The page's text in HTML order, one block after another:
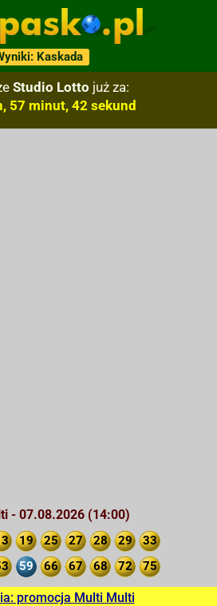
Kaskada
Studio Lotto już za:
57 minut, 41 sekund
- 07.08.2026 (14:00)
19 25 27 28 29
33
59 66 67 68 72 75
promocja Multi Multi